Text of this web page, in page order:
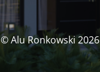
© Alu Ronkowski 2026